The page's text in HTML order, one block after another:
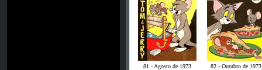
81 - Agosto de 1973
82 - Outubro de 1973